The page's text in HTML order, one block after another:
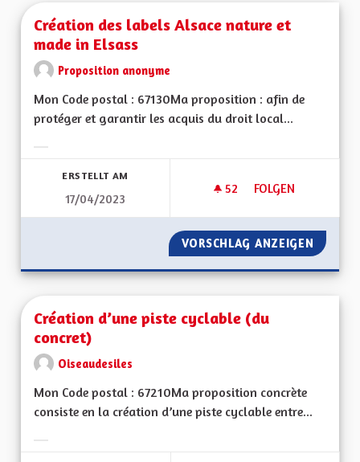
Création des labels Alsace nature et
made in Elsass
Proposition anonyme
Mon Code postal : 67130Ma proposition : afin de
protéger et garantir les acquis du droit local...
ERSTELLT AM
17/04/2023
52 52 FOLLOWER
FOLGEN
CRÉATION DES
VORSCHLAG ANZEIGEN
Création d’une piste cyclable (du
concret)
Oiseaudesiles
Mon Code postal : 67210Ma proposition concrète
consiste en la création d’une piste cyclable entre...